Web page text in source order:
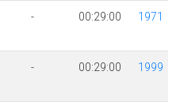
- 00:29:00 1971
- 00:29:00 1999